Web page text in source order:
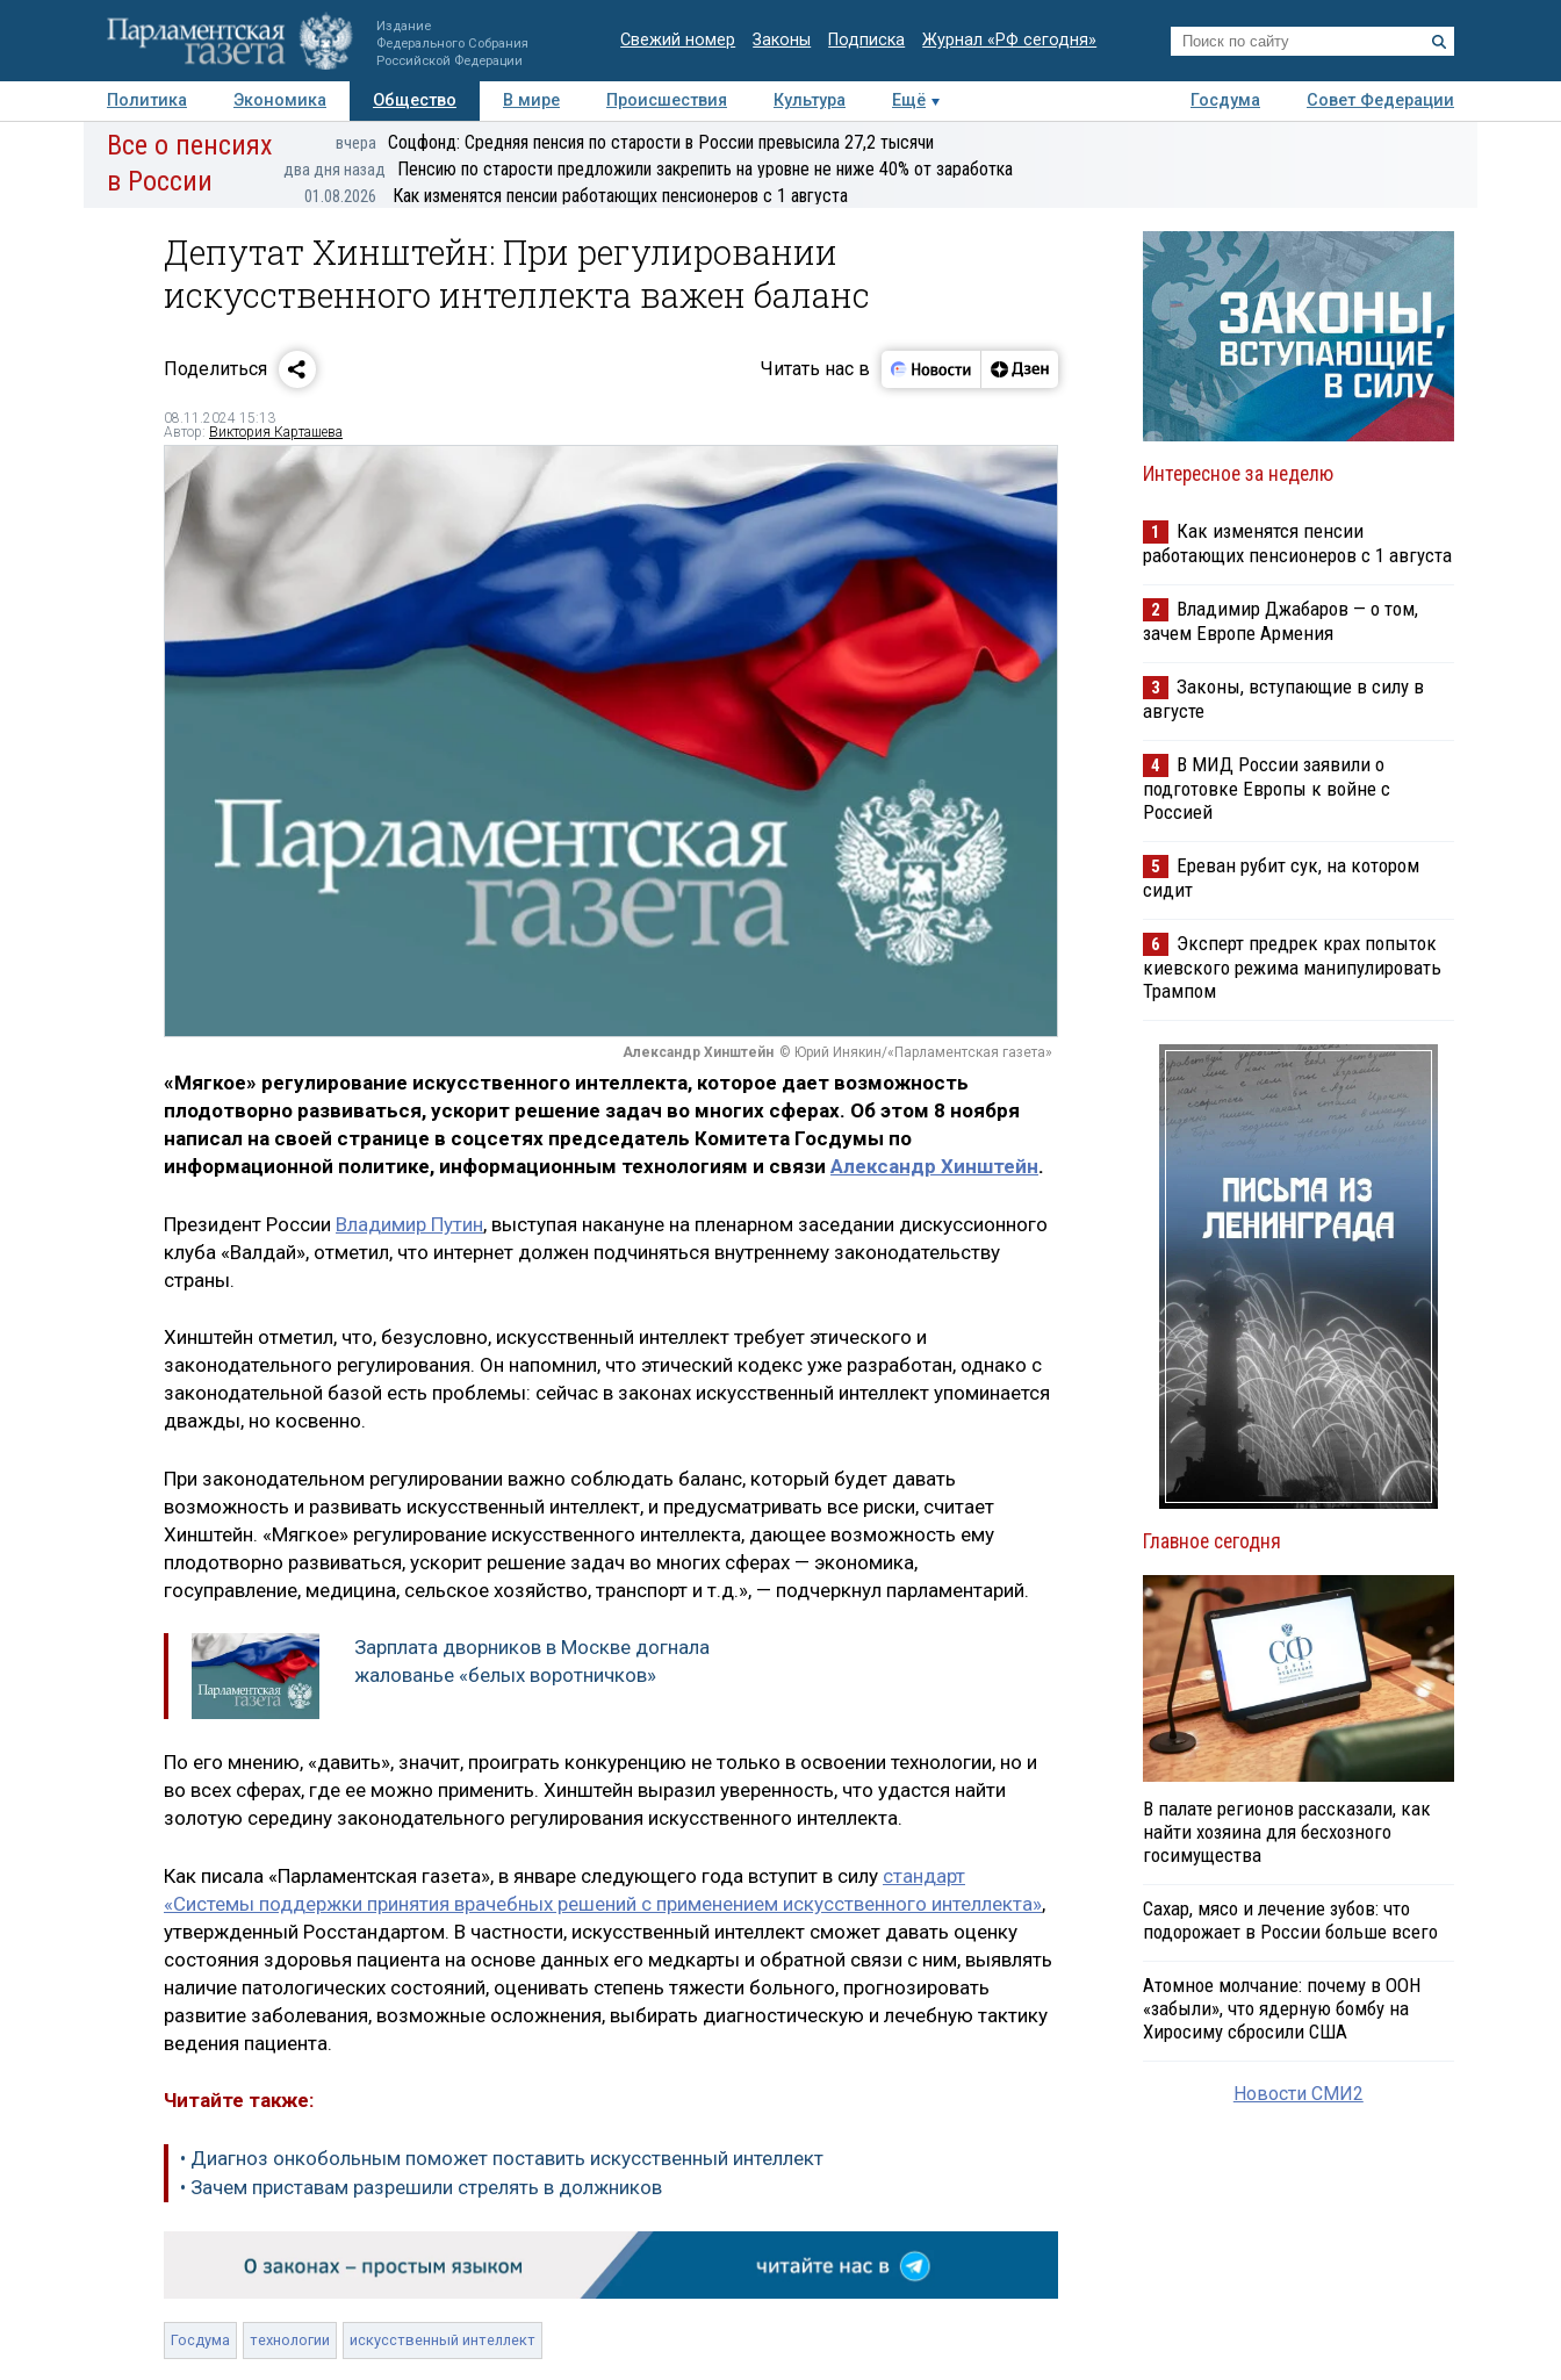
Издание
Федерального Собрания
Российской Федерации
Свежий номер Законы Подписка Журнал «РФ сегодня»
Политика Экономика Общество В мире Происшествия Культура Ещё Госдума
Совет Федерации
Авторы Персоны Мнения Регионы Медиацентр Интервью Колумнисты
экспертиза
Все о пенсиях
в России
вчера Соцфонд: Средняя пенсия по старости в России превысила 27,2 тысячи
два дня назад Пенсию по старости предложили закрепить на уровне не ниже 40% от заработка
01.08.2026 Как изменятся пенсии работающих пенсионеров с 1 августа
Депутат Хинштейн: При регулировании
искусственного интеллекта важен баланс
Поделиться Читать нас в
08.11.2024 15:13
Автор: Виктория Карташева
Александр Хинштейн © Юрий Инякин/«Парламентская газета»
«Мягкое» регулирование искусственного интеллекта, которое дает возможность
плодотворно развиваться, ускорит решение задач во многих сферах. Об этом 8 ноября
написал на своей странице в соцсетях председатель Комитета Госдумы по
информационной политике, информационным технологиям и связи Александр Хинштейн.
Президент России Владимир Путин, выступая накануне на пленарном заседании дискуссионного
клуба «Валдай», отметил, что интернет должен подчиняться внутреннему законодательству
страны.
Хинштейн отметил, что, безусловно, искусственный интеллект требует этического и
законодательного регулирования. Он напомнил, что этический кодекс уже разработан, однако с
законодательной базой есть проблемы: сейчас в законах искусственный интеллект упоминается
дважды, но косвенно.
При законодательном регулировании важно соблюдать баланс, который будет давать
возможность и развивать искусственный интеллект, и предусматривать все риски, считает
Хинштейн. «Мягкое» регулирование искусственного интеллекта, дающее возможность ему
плодотворно развиваться, ускорит решение задач во многих сферах — экономика,
госуправление, медицина, сельское хозяйство, транспорт и т.д.», — подчеркнул парламентарий.
Зарплата дворников в Москве догнала
жалованье «белых воротничков»
По его мнению, «давить», значит, проиграть конкуренцию не только в освоении технологии, но и
во всех сферах, где ее можно применить. Хинштейн выразил уверенность, что удастся найти
золотую середину законодательного регулирования искусственного интеллекта.
Как писала «Парламентская газета», в январе следующего года вступит в силу стандарт
«Системы поддержки принятия врачебных решений с применением искусственного интеллекта»,
утвержденный Росстандартом. В частности, искусственный интеллект сможет давать оценку
состояния здоровья пациента на основе данных его медкарты и обратной связи с ним, выявлять
наличие патологических состояний, оценивать степень тяжести больного, прогнозировать
развитие заболевания, возможные осложнения, выбирать диагностическую и лечебную тактику
ведения пациента.
Читайте также:
• Диагноз онкобольным поможет поставить искусственный интеллект
• Зачем приставам разрешили стрелять в должников
Госдума технологии искусственный интеллект
Интересное за неделю
1
Как изменятся пенсии
работающих пенсионеров с 1 августа
2
Владимир Джабаров — о том,
зачем Европе Армения
3
Законы, вступающие в силу в
августе
4
В МИД России заявили о
подготовке Европы к войне с
Россией
5
Ереван рубит сук, на котором
сидит
6
Эксперт предрек крах попыток
киевского режима манипулировать
Трампом
Главное сегодня
В палате регионов рассказали, как
найти хозяина для бесхозного
госимущества
Сахар, мясо и лечение зубов: что
подорожает в России больше всего
Атомное молчание: почему в ООН
«забыли», что ядерную бомбу на
Хиросиму сбросили США
Новости СМИ2